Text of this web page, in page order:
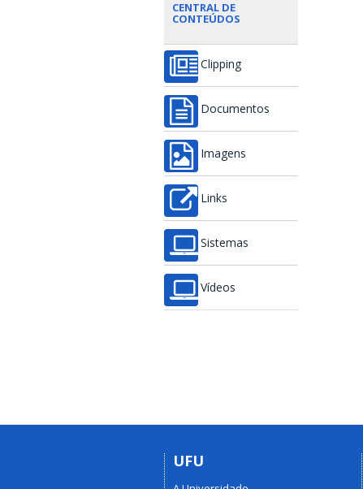
CENTRAL DE
CONTEÚDOS
Clipping
Documentos
Imagens
Links
Sistemas
Vídeos
UFU